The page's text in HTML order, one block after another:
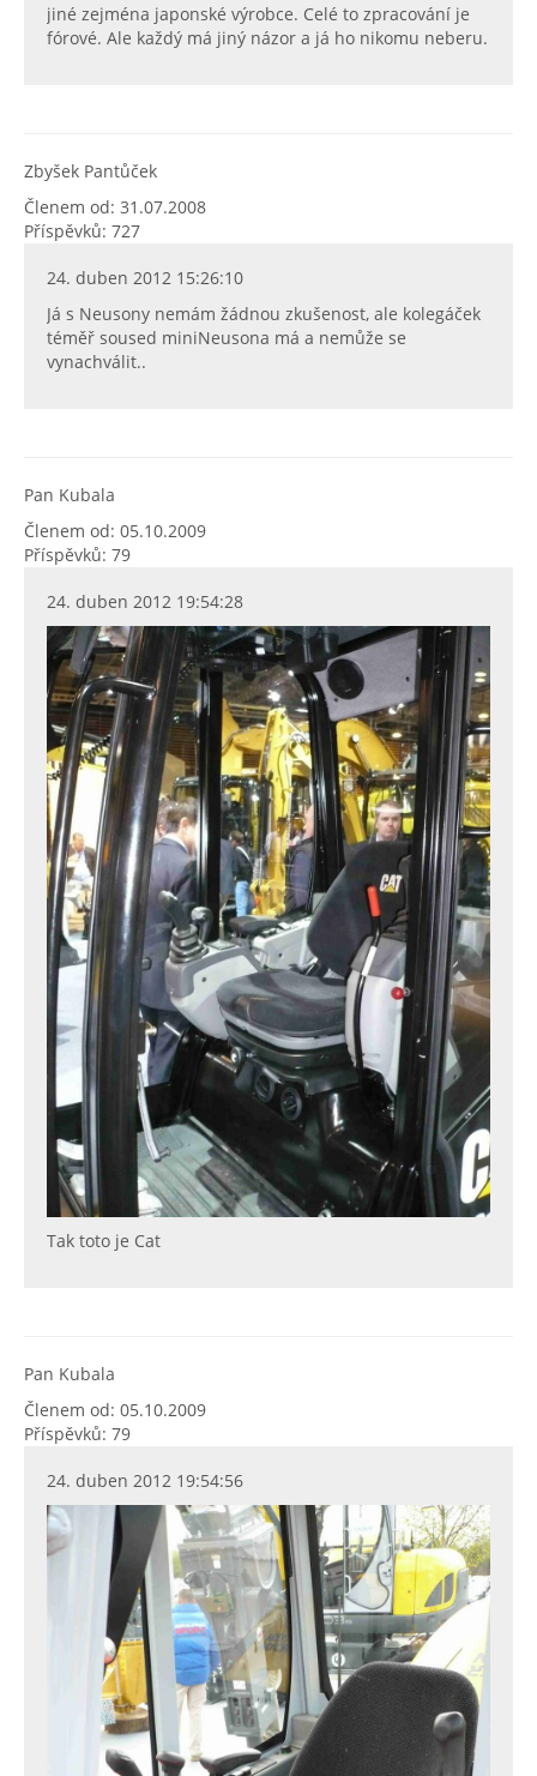
jiné zejména japonské výrobce. Celé to zpracování je
fórové. Ale každý má jiný názor a já ho nikomu neberu.
Zbyšek Pantůček
Členem od: 31.07.2008
Příspěvků: 727
24. duben 2012 15:26:10
Já s Neusony nemám žádnou zkušenost, ale kolegáček
téměř soused miniNeusona má a nemůže se
vynachválit..
Pan Kubala
Členem od: 05.10.2009
Příspěvků: 79
24. duben 2012 19:54:28
Tak toto je Cat
Pan Kubala
Členem od: 05.10.2009
Příspěvků: 79
24. duben 2012 19:54:56